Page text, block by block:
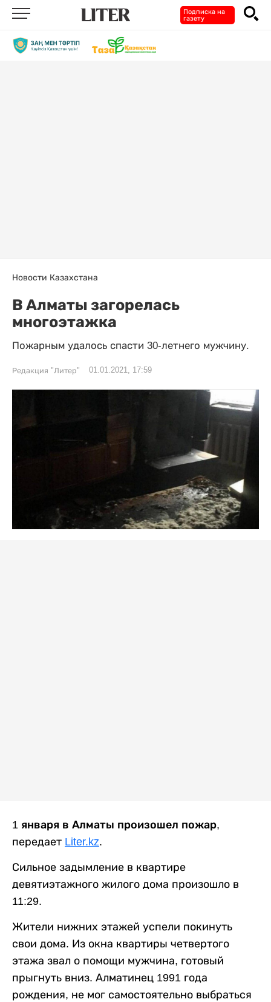
Подписка на
газету
Новости Казахстана
В Алматы загорелась
многоэтажка
Пожарным удалось спасти 30-летнего мужчину.
Редакция "Литер" 01.01.2021, 17:59
1 января в Алматы произошел пожар,
передает Liter.kz.
Сильное задымление в квартире
девятиэтажного жилого дома произошло в
11:29.
Жители нижних этажей успели покинуть
свои дома. Из окна квартиры четвертого
этажа звал о помощи мужчина, готовый
прыгнуть вниз. Алматинец 1991 года
рождения, не мог самостоятельно выбраться